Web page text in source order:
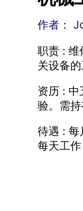
作者：
职责 : 维
关设备
资历 :
验。需
待遇 : 每
每天工